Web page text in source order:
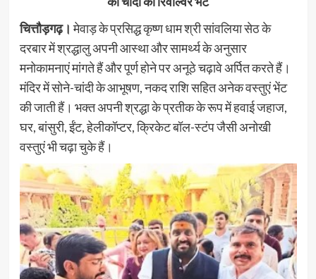
चित्तौड़गढ़।मेवाड़ के प्रसिद्ध कृष्ण धाम श्री सांवलिया सेठ के
दरबार में श्रद्धालु अपनी आस्था और सामर्थ्य के अनुसार
मनोकामनाएं मांगते हैं और पूर्ण होने पर अनूठे चढ़ावे अर्पित करते हैं।
मंदिर में सोने-चांदी के आभूषण, नकद राशि सहित अनेक वस्तुएं भेंट
की जाती हैं। भक्त अपनी श्रद्धा के प्रतीक के रूप में हवाई जहाज,
घर, बांसुरी, ईंट, हेलीकॉप्टर, क्रिकेट बॉल-स्टंप जैसी अनोखी
वस्तुएं भी चढ़ा चुके हैं।